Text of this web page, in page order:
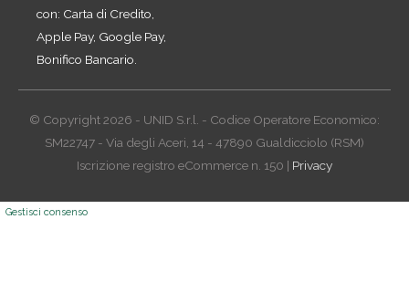
con: Carta di Credito,
Apple Pay, Google Pay,
Bonifico Bancario.
© Copyright 2026 - UNID S.r.l. - Codice Operatore Economico:
SM22747 - Via degli Aceri, 14 - 47890 Gualdicciolo (RSM)
Iscrizione registro eCommerce n. 150 | Privacy
Gestisci consenso